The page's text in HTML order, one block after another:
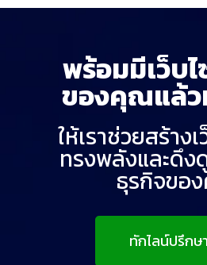
พร้อมมีเว็บ
ของคุณแล้ว
ให้เราช่วยสร้าง
ทรงพลังและดึง
ธุรกิจขอ
ทักไลน์ปรึกษ